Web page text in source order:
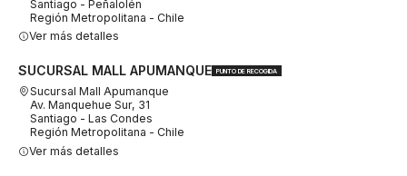
Santiago - Peñalolén
Región Metropolitana - Chile
Ver más detalles
SUCURSAL MALL APUMANQUE PUNTO DE RECOGIDA
Sucursal Mall Apumanque
Av. Manquehue Sur, 31
Santiago - Las Condes
Región Metropolitana - Chile
Ver más detalles